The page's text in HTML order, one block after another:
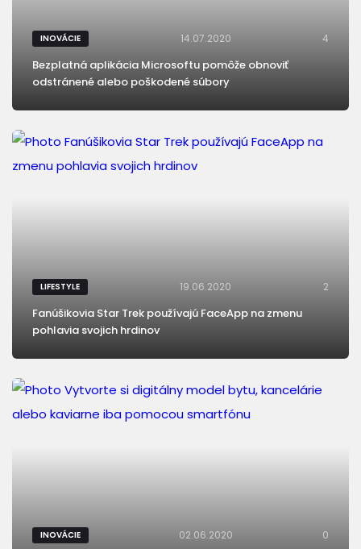
INOVÁCIE 14.07.2020 4
Bezplatná aplikácia Microsoftu pomôže obnoviť
odstránené alebo poškodené súbory
LIFESTYLE 19.06.2020 2
Fanúšikovia Star Trek používajú FaceApp na zmenu
pohlavia svojich hrdinov
INOVÁCIE 02.06.2020 0